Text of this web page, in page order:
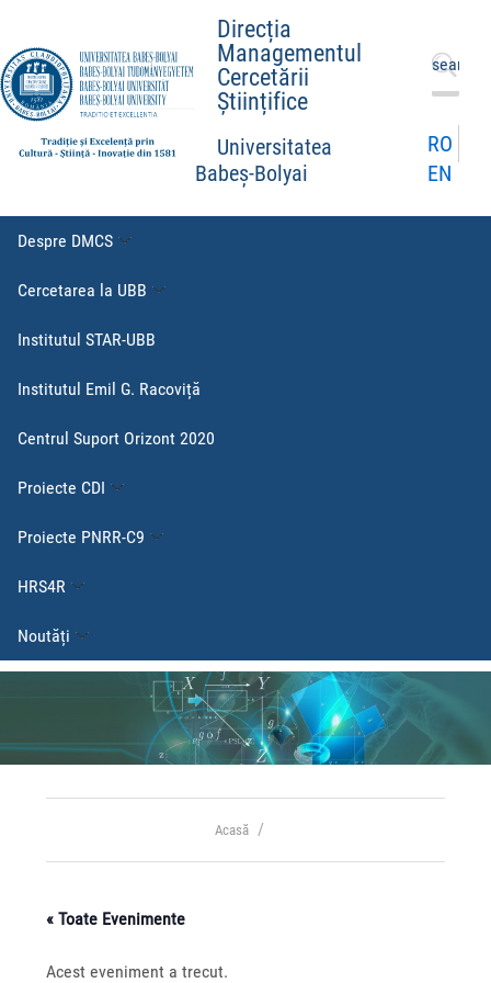
Direcția
Managementul
Cercetării
Științifice
Universitatea
Babeș-Bolyai
Caută
după:
RO
EN
Despre DMCS
Cercetarea la UBB
Institutul STAR-UBB
Institutul Emil G. Racoviță
Centrul Suport Orizont 2020
Proiecte CDI
Proiecte PNRR-C9
HRS4R
Noutăți
Acasă
« Toate Evenimente
Acest eveniment a trecut.